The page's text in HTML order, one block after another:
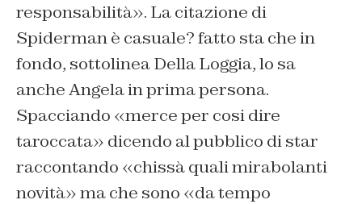
responsabilità». La citazione di
Spiderman è casuale? fatto sta che in
fondo, sottolinea Della Loggia, lo sa
anche Angela in prima persona.
Spacciando «merce per cosi dire
taroccata» dicendo al pubblico di star
raccontando «chissà quali mirabolanti
novità» ma che sono «da tempo